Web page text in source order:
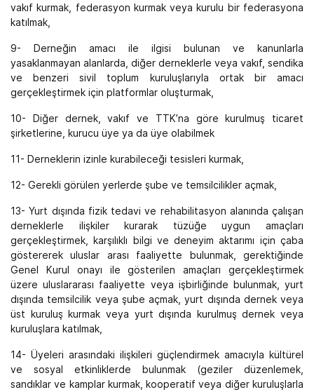
vakıf kurmak, federasyon kurmak veya kurulu bir federasyona
katılmak,
9- Derneğin amacı ile ilgisi bulunan ve kanunlarla
yasaklanmayan alanlarda, diğer derneklerle veya vakıf, sendika
ve benzeri sivil toplum kuruluşlarıyla ortak bir amacı
gerçekleştirmek için platformlar oluşturmak,
10- Diğer dernek, vakıf ve TTK’na göre kurulmuş ticaret
şirketlerine, kurucu üye ya da üye olabilmek
11- Derneklerin izinle kurabileceği tesisleri kurmak,
12- Gerekli görülen yerlerde şube ve temsilcilikler açmak,
13- Yurt dışında fizik tedavi ve rehabilitasyon alanında çalışan
derneklerle ilişkiler kurarak tüzüğe uygun amaçları
gerçekleştirmek, karşılıklı bilgi ve deneyim aktarımı için çaba
göstererek uluslar arası faaliyette bulunmak, gerektiğinde
Genel Kurul onayı ile gösterilen amaçları gerçekleştirmek
üzere uluslararası faaliyette veya işbirliğinde bulunmak, yurt
dışında temsilcilik veya şube açmak, yurt dışında dernek veya
üst kuruluş kurmak veya yurt dışında kurulmuş dernek veya
kuruluşlara katılmak,
14- Üyeleri arasındaki ilişkileri güçlendirmek amacıyla kültürel
ve sosyal etkinliklerde bulunmak (geziler düzenlemek,
sandıklar ve kamplar kurmak, kooperatif veya diğer kuruluşlarla